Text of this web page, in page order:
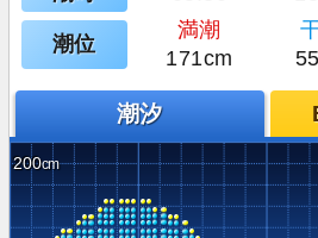
潮位
満潮
171cm
潮汐
200